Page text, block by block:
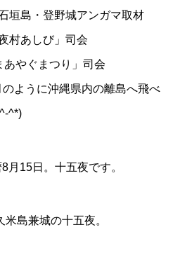
垣島・登野城アンガマ取材
村あしび」司会
やぐまつり」司会
ように沖縄県内の離島へ飛べ
^*)
月15日。十五夜です。
米島兼城の十五夜。